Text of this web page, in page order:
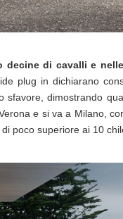
decine di cavalli e
plug in dichiarano
sfavore, dimostrando
e si va a Milano,
poco superiore ai 10